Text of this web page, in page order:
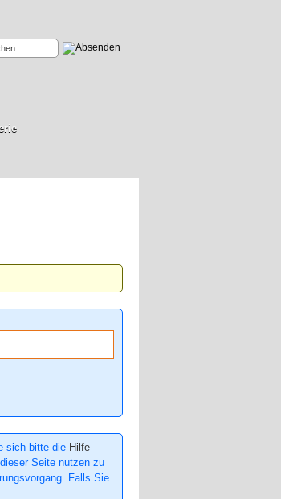
sich bitte die Hilfe
Seite nutzen zu
Falls Sie